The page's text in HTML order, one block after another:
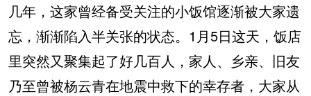
几年，这家曾经备受关注的小饭馆逐渐被大家遗
忘，渐渐陷入半关张的状态。1月5日这天，饭店
里突然又聚集起了好几百人，家人、乡亲、旧友
乃至曾被杨云青在地震中救下的幸存者，大家从